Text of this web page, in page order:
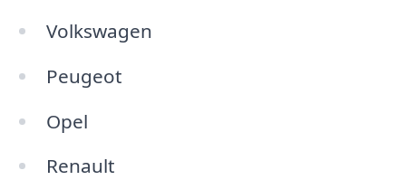
Volkswagen
Peugeot
Opel
Renault